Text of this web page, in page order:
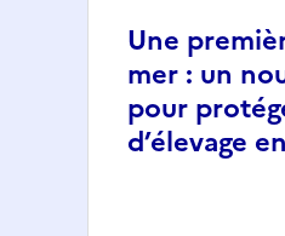
Une
mer : un
pour
d’élevage